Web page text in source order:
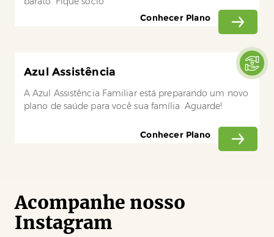
Conhecer Plano
Azul Assistência
A Azul Assistência Familiar está preparando um novo
plano de saúde para você sua família. Aguarde!
Conhecer Plano
Acompanhe nosso
Instagram